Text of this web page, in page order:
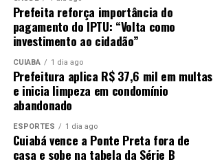
Prefeita reforça importância do
pagamento do IPTU: “Volta como
investimento ao cidadão”
CUIABÁ 1 dia ago
Prefeitura aplica R$ 37,6 mil em multas
e inicia limpeza em condomínio
abandonado
ESPORTES 1 dia ago
Cuiabá vence a Ponte Preta fora de
casa e sobe na tabela da Série B